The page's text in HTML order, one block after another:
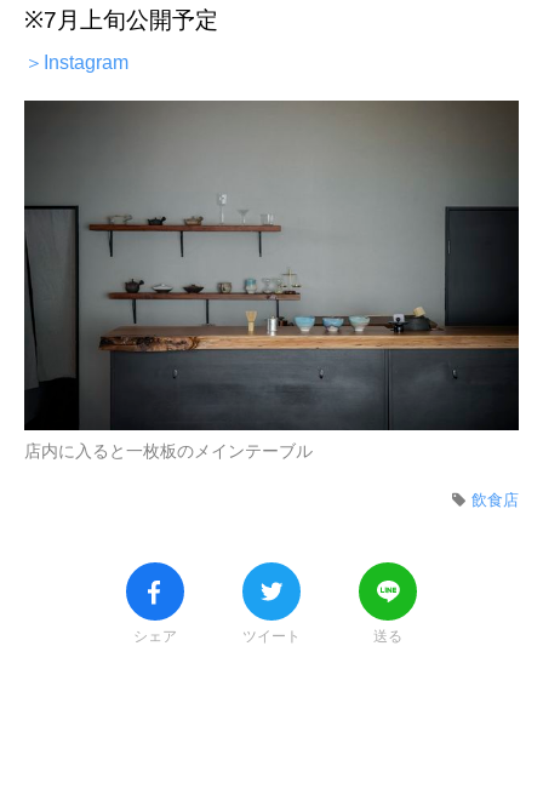
※7月上旬公開予定
＞Instagram
店内に入ると一枚板のメインテーブル
飲食店
シェア ツイート 送る